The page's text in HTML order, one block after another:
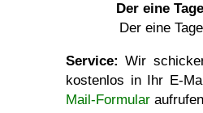
Der eine
Der eine
Service: Wir
kostenlos in Ihr E-
Mail-Formular